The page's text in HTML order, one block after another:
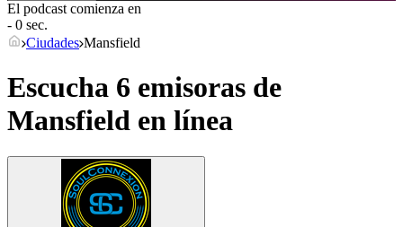
El podcast comienza en
- 0 sec.
Ciudades Mansfield
Escucha 6 emisoras de
Mansfield en línea